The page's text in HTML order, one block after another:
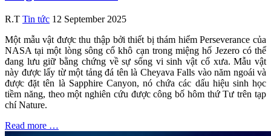
R.T Tin tức 12 September 2025
Một mẫu vật được thu thập bởi thiết bị thám hiểm Perseverance của
NASA tại một lòng sông cổ khô cạn trong miệng hố Jezero có thể
đang lưu giữ bằng chứng về sự sống vi sinh vật cổ xưa. Mẫu vật
này được lấy từ một tảng đá tên là Cheyava Falls vào năm ngoái và
được đặt tên là Sapphire Canyon, nó chứa các dấu hiệu sinh học
tiềm năng, theo một nghiên cứu được công bố hôm thứ Tư trên tạp
chí Nature.
Read more …